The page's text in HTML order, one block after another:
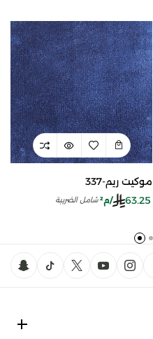
موكيت ريم-337
63.25
/م² شامل الضريبة